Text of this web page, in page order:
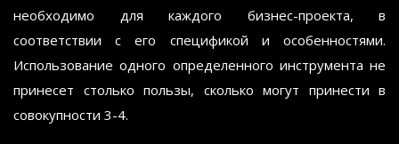
необходимо для каждого бизнес-проекта, в
соответствии с его спецификой и особенностями.
Использование одного определенного инструмента не
принесет столько пользы, сколько могут принести в
совокупности 3-4.